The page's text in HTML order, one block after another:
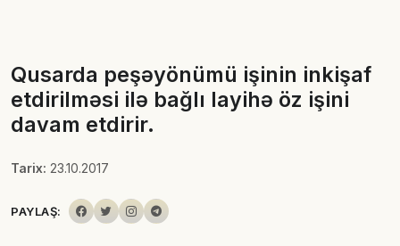
Qusarda peşəyönümü işinin inkişaf
etdirilməsi ilə bağlı layihə öz işini
davam etdirir.
Tarix: 23.10.2017
PAYLAŞ: